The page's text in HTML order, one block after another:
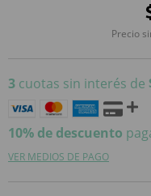
Precio
3 cuotas sin interés de
10% de descuento
VER MEDIOS DE PAGO